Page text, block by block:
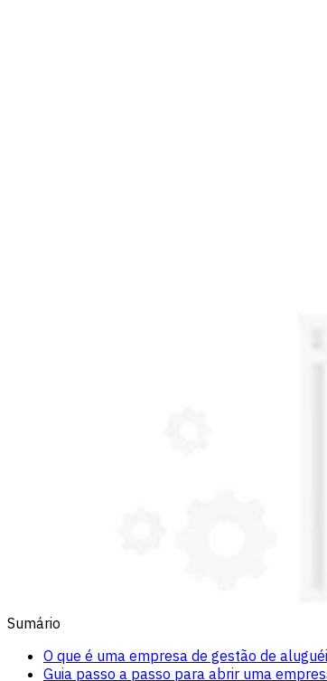
Sumário
O que é uma empresa de gestão de
Guia passo a passo para abrir uma